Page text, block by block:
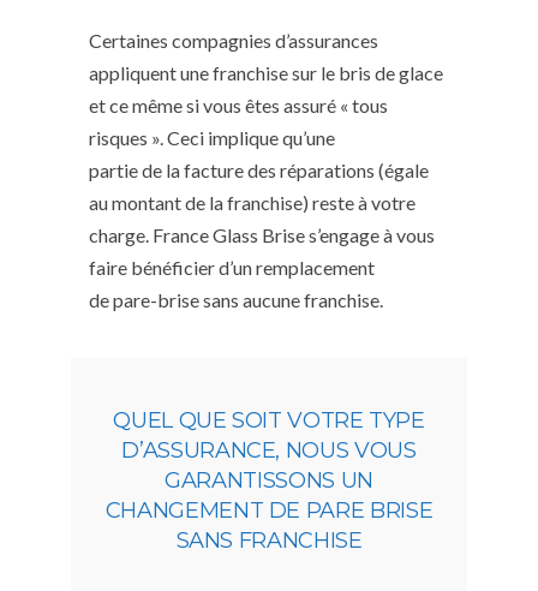
Certaines compagnies d’assurances
appliquent une franchise sur le bris de glace
et ce même si vous êtes assuré « tous
risques ». Ceci implique qu’une
partie de la facture des réparations (égale
au montant de la franchise) reste à votre
charge. France Glass Brise s’engage à vous
faire bénéficier d’un remplacement
de pare-brise sans aucune franchise.
QUEL QUE SOIT VOTRE TYPE
D’ASSURANCE, NOUS VOUS
GARANTISSONS UN
CHANGEMENT DE PARE BRISE
SANS FRANCHISE